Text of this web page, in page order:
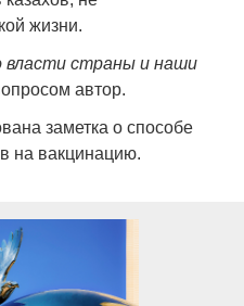
жизни.
власти страны и наши
автор.
заметка о способе
на вакцинацию.